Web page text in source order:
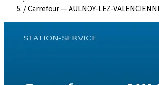
/Carrefour — AULNOY-LEZ-